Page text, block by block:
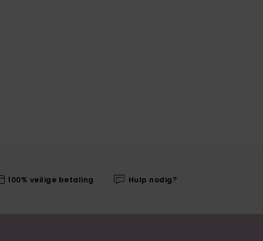
100% veilige betaling Hulp nodig?